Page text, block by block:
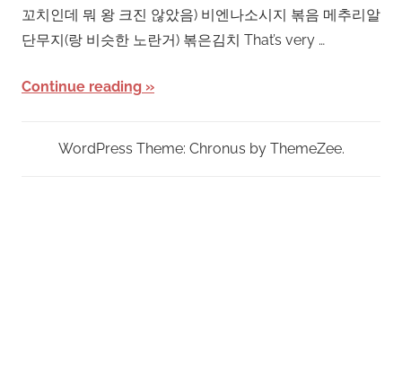
꼬치인데 뭐 왕 크진 않았음) 비엔나소시지 볶음 메추리알
단무지(랑 비슷한 노란거) 볶은김치 That’s very …
Continue reading
WordPress Theme: Chronus by ThemeZee.